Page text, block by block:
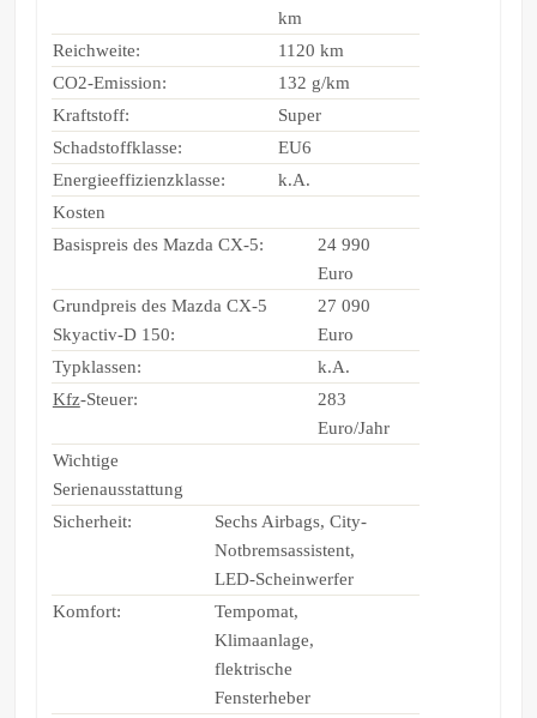
km
Reichweite:
1120 km
CO2-Emission:
132 g/km
Kraftstoff:
Super
Schadstoffklasse:
EU6
Energieeffizienzklasse:
k.A.
Kosten
Basispreis des Mazda CX-5:
24 990
Euro
Grundpreis des Mazda CX-5
Skyactiv-D 150:
27 090
Euro
Typklassen:
k.A.
Kfz-Steuer:
283
Euro/Jahr
Wichtige
Serienausstattung
Sicherheit:
Sechs Airbags, City-
Notbremsassistent,
LED-Scheinwerfer
Komfort:
Tempomat,
Klimaanlage,
flektrische
Fensterheber